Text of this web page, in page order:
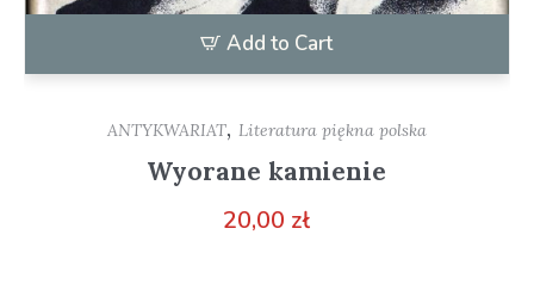
Add to Cart
ANTYKWARIAT, Literatura piękna polska
Wyorane kamienie
20,00 zł